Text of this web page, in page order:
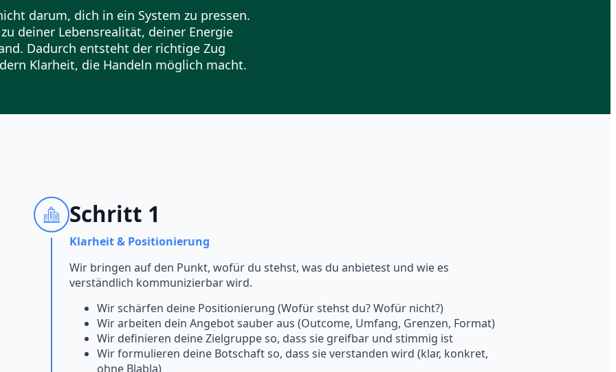
darum, dich in ein System zu pressen.
deiner Lebensrealität, deiner Energie
Dadurch entsteht der richtige Zug
Klarheit, die Handeln möglich macht.
Schritt 1
Klarheit & Positionierung
Wir bringen auf den Punkt, wofür du stehst, was du anbietest und wie es
verständlich kommunizierbar wird.
Wir schärfen deine Positionierung (Wofür stehst du? Wofür nicht?)
Wir arbeiten dein Angebot sauber aus (Outcome, Umfang, Grenzen, Format)
Wir definieren deine Zielgruppe so, dass sie greifbar und stimmig ist
Wir formulieren deine Botschaft so, dass sie verstanden wird (klar, konkret,
ohne Blabla)